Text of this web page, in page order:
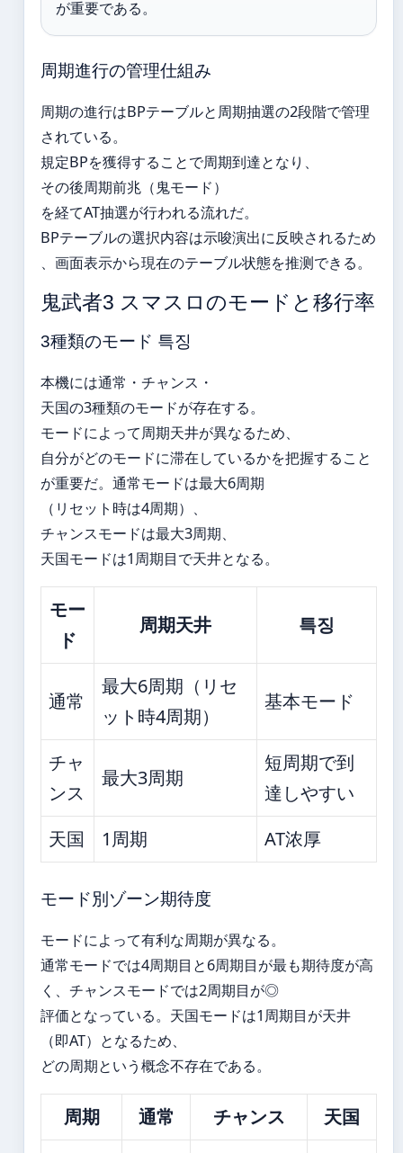
が重要である。
周期進行の管理仕組み
周期の進行はBPテーブルと周期抽選の2段階で管理
されている。
規定BPを獲得することで周期到達となり、
その後周期前兆（鬼モード）
を経てAT抽選が行われる流れだ。
BPテーブルの選択内容は示唆演出に反映されるため
、画面表示から現在のテーブル状態を推测できる。
鬼武者3 スマスロのモードと移行率
3種類のモード 특징
本機には通常・チャンス・
天国の3種類のモードが存在する。
モードによって周期天井が異なるため、
自分がどのモードに滞在しているかを把握すること
が重要だ。通常モードは最大6周期
（リセット時は4周期）、
チャンスモードは最大3周期、
天国モードは1周期目で天井となる。
モー
ド
周期天井 특징
通常
最大6周期（リセ
ット時4周期）
基本モード
チャ
ンス
最大3周期
短周期で到
達しやすい
天国
1周期 AT浓厚
モード別ゾーン期待度
モードによって有利な周期が異なる。
通常モードでは4周期目と6周期目が最も期待度が高
く、チャンスモードでは2周期目が◎
評価となっている。天国モードは1周期目が天井
（即AT）となるため、
どの周期という概念不存在である。
周期 通常 チャンス
天国